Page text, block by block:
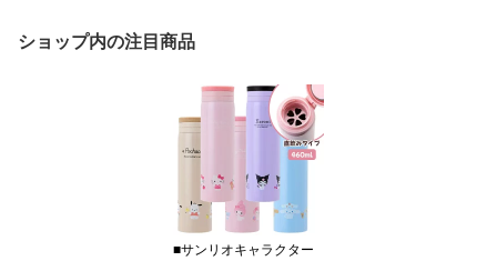
ショップ内の注目商品
■サンリオキャラクター